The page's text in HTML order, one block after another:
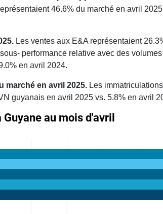
46.6% du marché en avril
Les ventes aux E&A représentaient
performance relative avec des
en avril 2024.
marché en avril 2025. Les
guyanais en avril 2025 vs. 5.8% en avril